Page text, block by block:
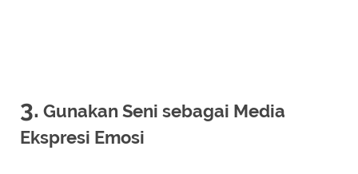
3. Gunakan Seni sebagai Media
Ekspresi Emosi